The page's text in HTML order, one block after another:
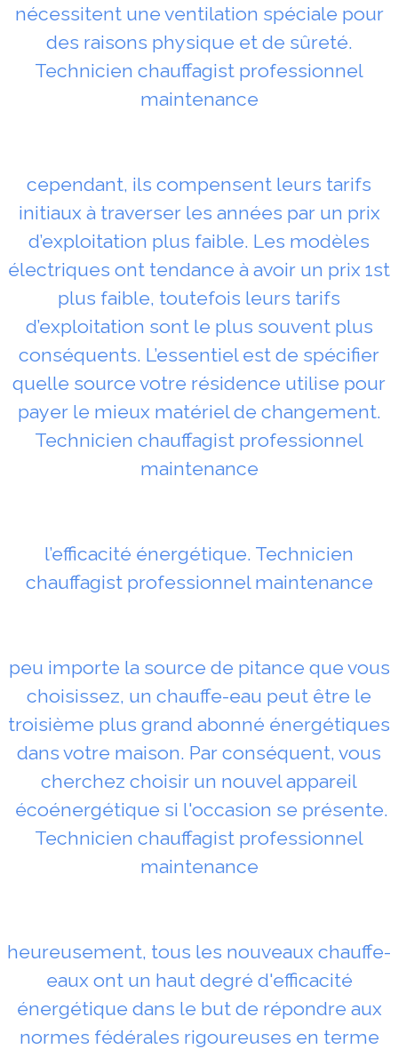
nécessitent une ventilation spéciale pour
des raisons physique et de sûreté.
Technicien chauffagist professionnel
maintenance
cependant, ils compensent leurs tarifs
initiaux à traverser les années par un prix
d’exploitation plus faible. Les modèles
électriques ont tendance à avoir un prix 1st
plus faible, toutefois leurs tarifs
d’exploitation sont le plus souvent plus
conséquents. L’essentiel est de spécifier
quelle source votre résidence utilise pour
payer le mieux matériel de changement.
Technicien chauffagist professionnel
maintenance
l’efficacité énergétique. Technicien
chauffagist professionnel maintenance
peu importe la source de pitance que vous
choisissez, un chauffe-eau peut être le
troisième plus grand abonné énergétiques
dans votre maison. Par conséquent, vous
cherchez choisir un nouvel appareil
écoénergétique si l'occasion se présente.
Technicien chauffagist professionnel
maintenance
heureusement, tous les nouveaux chauffe-
eaux ont un haut degré d'efficacité
énergétique dans le but de répondre aux
normes fédérales rigoureuses en terme